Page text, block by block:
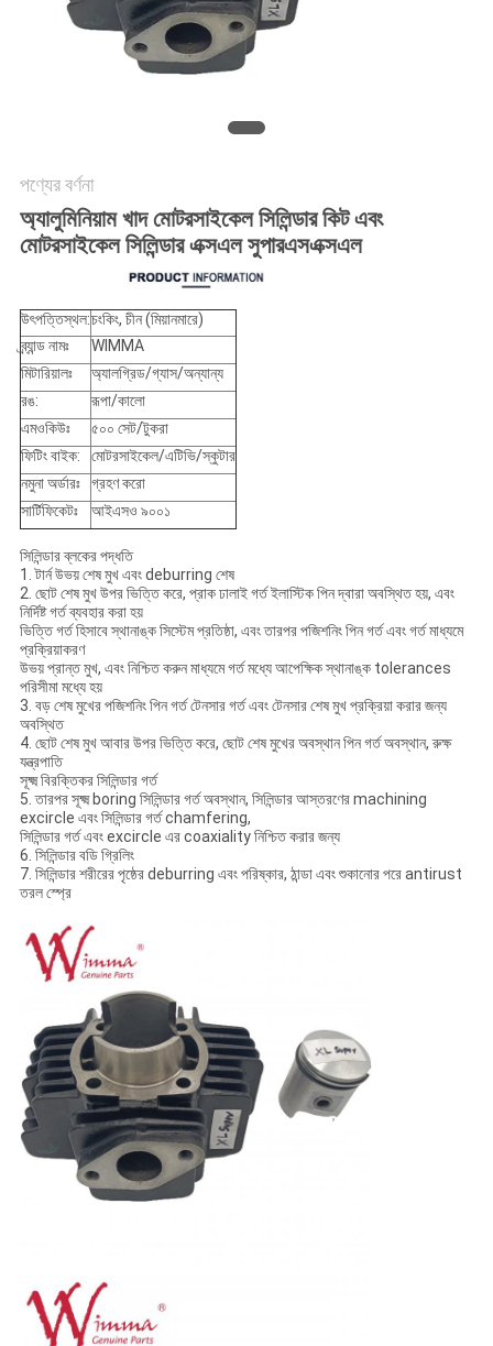
পণ্যের বর্ণনা
অ্যালুমিনিয়াম খাদ মোটরসাইকেল সিলিন্ডার কিট এবং
মোটরসাইকেল সিলিন্ডার এক্সএল সুপারএসএক্সএল
উৎপত্তিস্থল:চংকিং, চীন (মিয়ানমারে)
ব্র্যান্ড নামঃ
WIMMA
মিটারিয়ালঃ
অ্যালগ্রিড/গ্যাস/অন্যান্য
রঙ:
রূপা/কালো
এমওকিউঃ
৫০০ সেট/টুকরা
ফিটিং বাইক:
মোটরসাইকেল/এটিভি/স্কুটার
নমুনা অর্ডারঃ
গ্রহণ করো
সার্টিফিকেটঃ
আইএসও ৯০০১
সিলিন্ডার ব্লকের পদ্ধতি
1. টার্ন উভয় শেষ মুখ এবং deburring শেষ
2. ছোট শেষ মুখ উপর ভিত্তি করে, প্রাক ঢালাই গর্ত ইলাস্টিক পিন দ্বারা অবস্থিত হয়, এবং
নির্দিষ্ট গর্ত ব্যবহার করা হয়
ভিত্তি গর্ত হিসাবে স্থানাঙ্ক সিস্টেম প্রতিষ্ঠা, এবং তারপর পজিশনিং পিন গর্ত এবং গর্ত মাধ্যমে
প্রক্রিয়াকরণ
উভয় প্রান্ত মুখ, এবং নিশ্চিত করুন মাধ্যমে গর্ত মধ্যে আপেক্ষিক স্থানাঙ্ক tolerances
পরিসীমা মধ্যে হয়
3. বড় শেষ মুখের পজিশনিং পিন গর্ত টেনসার গর্ত এবং টেনসার শেষ মুখ প্রক্রিয়া করার জন্য
অবস্থিত
4. ছোট শেষ মুখ আবার উপর ভিত্তি করে, ছোট শেষ মুখের অবস্থান পিন গর্ত অবস্থান, রুক্ষ
যন্ত্রপাতি
সূক্ষ্ম বিরক্তিকর সিলিন্ডার গর্ত
5. তারপর সূক্ষ্ম boring সিলিন্ডার গর্ত অবস্থান, সিলিন্ডার আস্তরণের machining
excircle এবং সিলিন্ডার গর্ত chamfering,
সিলিন্ডার গর্ত এবং excircle এর coaxiality নিশ্চিত করার জন্য
6. সিলিন্ডার বডি গ্রিলিং
7. সিলিন্ডার শরীরের পৃষ্ঠের deburring এবং পরিষ্কার, ঠান্ডা এবং শুকানোর পরে antirust
তরল স্প্রে